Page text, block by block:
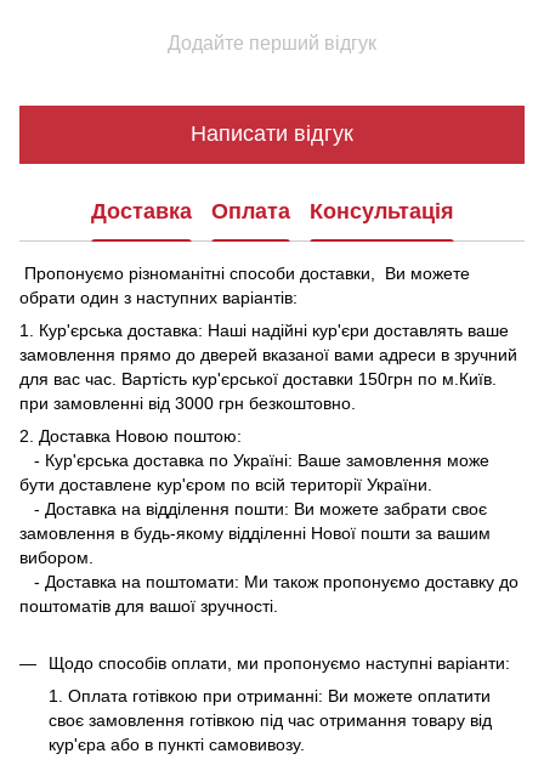
Додайте перший відгук
Написати відгук
Доставка Оплата Консультація
Пропонуємо різноманітні способи доставки, Ви можете
обрати один з наступних варіантів:
1. Кур'єрська доставка: Наші надійні кур'єри доставлять ваше
замовлення прямо до дверей вказаної вами адреси в зручний
для вас час. Вартість кур'єрської доставки 150грн по м.Київ.
при замовленні від 3000 грн безкоштовно.
2. Доставка Новою поштою:
- Кур'єрська доставка по Україні: Ваше замовлення може
бути доставлене кур'єром по всій території України.
- Доставка на відділення пошти: Ви можете забрати своє
замовлення в будь-якому відділенні Нової пошти за вашим
вибором.
- Доставка на поштомати: Ми також пропонуємо доставку до
поштоматів для вашої зручності.
Щодо способів оплати, ми пропонуємо наступні варіанти:
1. Оплата готівкою при отриманні: Ви можете оплатити
своє замовлення готівкою під час отримання товару від
кур'єра або в пункті самовивозу.